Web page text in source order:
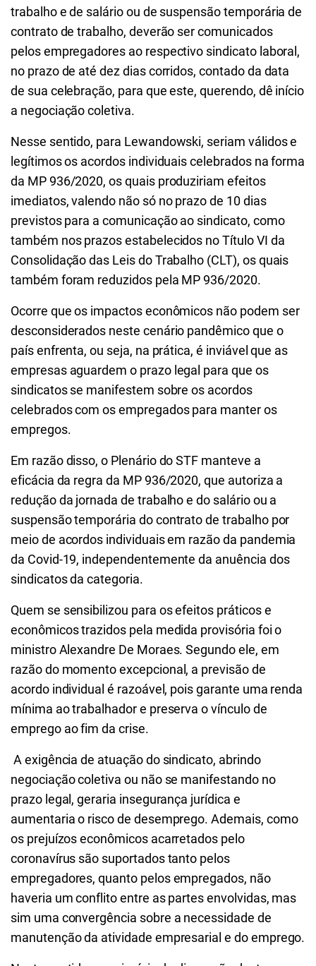
trabalho e de salário ou de suspensão temporária de
contrato de trabalho, deverão ser comunicados
pelos empregadores ao respectivo sindicato laboral,
no prazo de até dez dias corridos, contado da data
de sua celebração, para que este, querendo, dê início
a negociação coletiva.
Nesse sentido, para Lewandowski, seriam válidos e
legítimos os acordos individuais celebrados na forma
da MP 936/2020, os quais produziriam efeitos
imediatos, valendo não só no prazo de 10 dias
previstos para a comunicação ao sindicato, como
também nos prazos estabelecidos no Título VI da
Consolidação das Leis do Trabalho (CLT), os quais
também foram reduzidos pela MP 936/2020.
Ocorre que os impactos econômicos não podem ser
desconsiderados neste cenário pandêmico que o
país enfrenta, ou seja, na prática, é inviável que as
empresas aguardem o prazo legal para que os
sindicatos se manifestem sobre os acordos
celebrados com os empregados para manter os
empregos.
Em razão disso, o Plenário do STF manteve a
eficácia da regra da MP 936/2020, que autoriza a
redução da jornada de trabalho e do salário ou a
suspensão temporária do contrato de trabalho por
meio de acordos individuais em razão da pandemia
da Covid-19, independentemente da anuência dos
sindicatos da categoria.
Quem se sensibilizou para os efeitos práticos e
econômicos trazidos pela medida provisória foi o
ministro Alexandre De Moraes. Segundo ele, em
razão do momento excepcional, a previsão de
acordo individual é razoável, pois garante uma renda
mínima ao trabalhador e preserva o vínculo de
emprego ao fim da crise.
A exigência de atuação do sindicato, abrindo
negociação coletiva ou não se manifestando no
prazo legal, geraria insegurança jurídica e
aumentaria o risco de desemprego. Ademais, como
os prejuízos econômicos acarretados pelo
coronavírus são suportados tanto pelos
empregadores, quanto pelos empregados, não
haveria um conflito entre as partes envolvidas, mas
sim uma convergência sobre a necessidade de
manutenção da atividade empresarial e do emprego.